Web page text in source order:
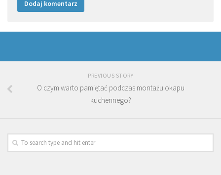
PREVIOUS STORY
O czym warto pamiętać podczas montażu okapu
kuchennego?